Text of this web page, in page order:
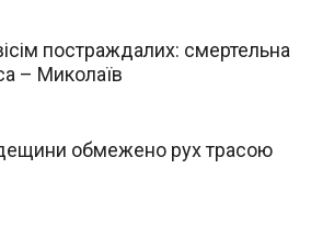
постраждалих: смертельна
– Миколаїв
обмежено рух трасою